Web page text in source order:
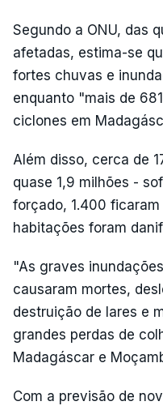
Segundo a ONU, das
afetadas, estima-se
fortes chuvas e
enquanto "mais de
ciclones em
Além disso, cerca de
quase 1,9 milhões -
forçado, 1.400
habitações foram
"As graves
causaram mortes,
destruição de lares e
grandes perdas de
Madagáscar e
Com a previsão de